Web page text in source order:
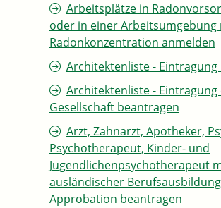
Arbeitsplätze in
oder in einer
Radonkonzentration anmelden
Architektenliste -
Architektenliste - Eintragung
Gesellschaft beantragen
Arzt, Zahnarzt, Apotheker,
Psychotherapeut, Kinder- und
Jugendlichenpsychotherapeut
ausländischer
Approbation beantragen